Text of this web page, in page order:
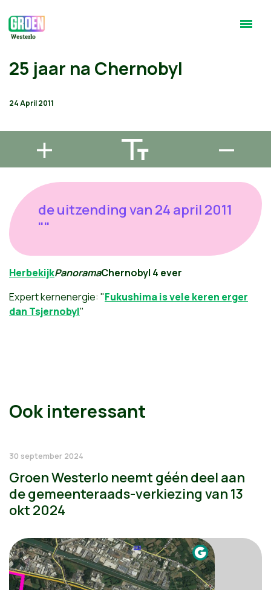
25 jaar na Chernobyl
24 April 2011
de uitzending van 24 april 2011
""
HerbekijkPanoramaChernobyl 4 ever
Expert kernenergie: "Fukushima is vele keren erger
dan Tsjernobyl"
Ook interessant
30 september 2024
Groen Westerlo neemt géén deel aan
de gemeenteraads-verkiezing van 13
okt 2024